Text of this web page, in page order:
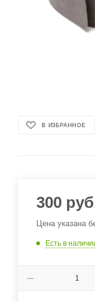
В ИЗБРАННОЕ
300
Цена указана
Есть в